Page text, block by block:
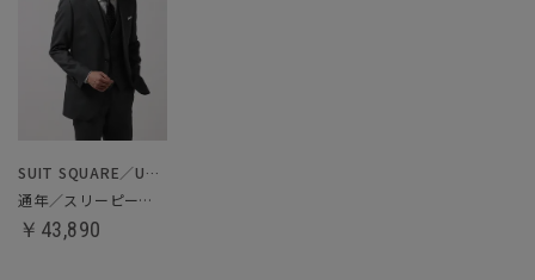
SUIT SQUARE／UNIVERSAL LANGUAGE
通年／スリーピーススーツ
￥43,890